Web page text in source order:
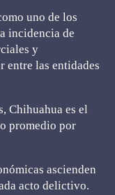
uno de los
incidencia de
y
entre las entidades
Chihuahua es el
promedio por
ascienden
acto delictivo.